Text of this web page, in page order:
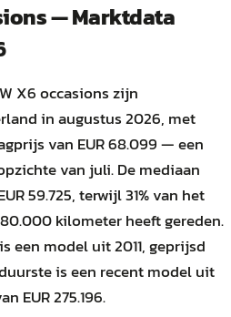
— Marktdata
X6 occasions zijn
in augustus 2026, met
van EUR 68.099 — een
van juli. De mediaan
59.725, terwijl 31% van het
kilometer heeft gereden.
een model uit 2011, geprijsd
is een recent model uit
EUR 275.196.